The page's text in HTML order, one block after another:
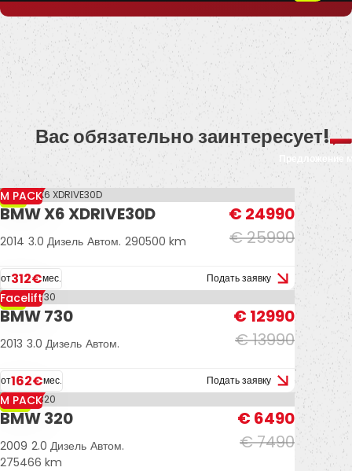
Вас обязательно заинтересует!
Предложение
-4%
M PACK
BMW X6 XDRIVE30D
€ 25990
€ 24990
2014 3.0 Дизель Автом. 290500 km
от312€мес. Подать заявку
-7%
Facelift
BMW 730
€ 13990
€ 12990
2013 3.0 Дизель Автом.
от162€мес. Подать заявку
-13%
M PACK
BMW 320
€ 7490
€ 6490
2009 2.0 Дизель Автом.
275466 km